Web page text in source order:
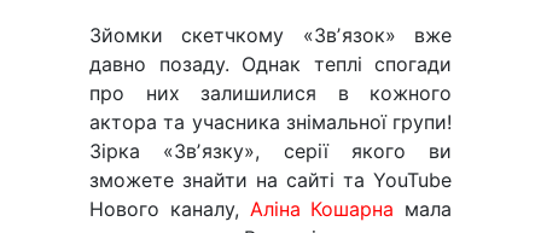
Зйомки скетчкому «Звʼязок» вже
давно позаду. Однак теплі спогади
про них залишилися в кожного
актора та учасника знімальної групи!
Зірка «Звʼязку», серії якого ви
зможете знайти на сайті та YouTube
Нового каналу, Аліна Кошарна мала